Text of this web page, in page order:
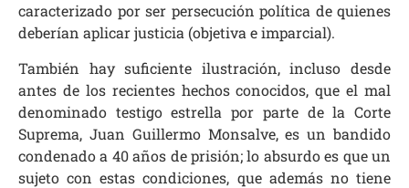
caracterizado por ser persecución política de quienes
deberían aplicar justicia (objetiva e imparcial).
También hay suficiente ilustración, incluso desde
antes de los recientes hechos conocidos, que el mal
denominado testigo estrella por parte de la Corte
Suprema, Juan Guillermo Monsalve, es un bandido
condenado a 40 años de prisión; lo absurdo es que un
sujeto con estas condiciones, que además no tiene